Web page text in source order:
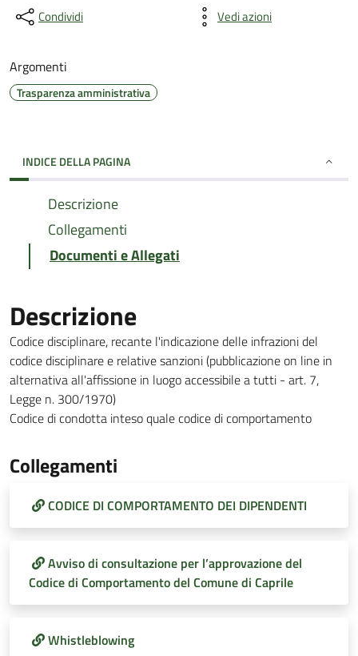
Condividi Vedi azioni
Argomenti
Trasparenza amministrativa
INDICE DELLA PAGINA
Descrizione
Collegamenti
Documenti e Allegati
Descrizione
Codice disciplinare, recante l'indicazione delle infrazioni del
codice disciplinare e relative sanzioni (pubblicazione on line in
alternativa all'affissione in luogo accessibile a tutti - art. 7,
Legge n. 300/1970)
Codice di condotta inteso quale codice di comportamento
Collegamenti
CODICE DI COMPORTAMENTO DEI DIPENDENTI
Avviso di consultazione per l’approvazione del
Codice di Comportamento del Comune di Caprile
Whistleblowing